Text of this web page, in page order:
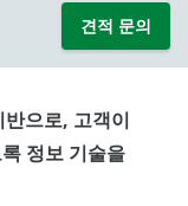
견적 문의
으로, 고객이
정보 기술을